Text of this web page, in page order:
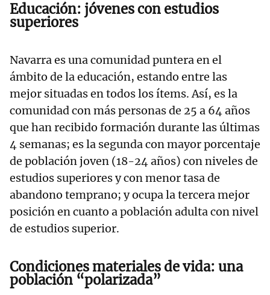
Educación: jóvenes con estudios
superiores
Navarra es una comunidad puntera en el
ámbito de la educación, estando entre las
mejor situadas en todos los ítems. Así, es la
comunidad con más personas de 25 a 64 años
que han recibido formación durante las últimas
4 semanas; es la segunda con mayor porcentaje
de población joven (18-24 años) con niveles de
estudios superiores y con menor tasa de
abandono temprano; y ocupa la tercera mejor
posición en cuanto a población adulta con nivel
de estudios superior.
Condiciones materiales de vida: una
población “polarizada”